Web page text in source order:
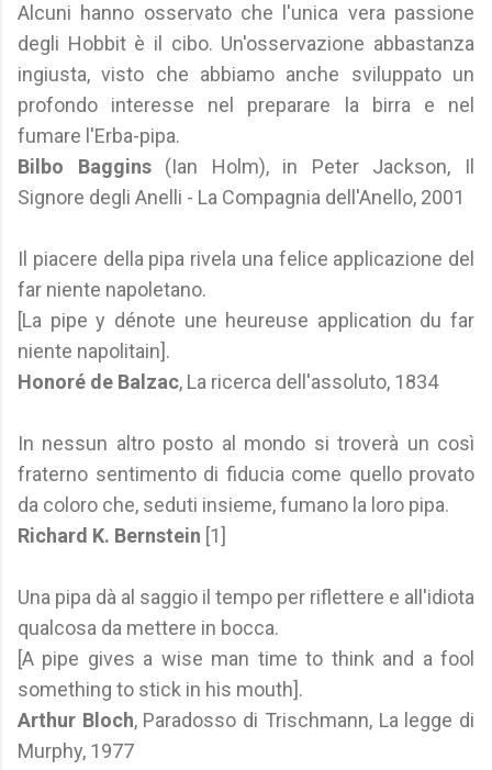
Alcuni hanno osservato che l'unica vera passione
degli Hobbit è il cibo. Un'osservazione abbastanza
ingiusta, visto che abbiamo anche sviluppato un
profondo interesse nel preparare la birra e nel
fumare l'Erba-pipa.
Bilbo Baggins(Ian Holm), in Peter Jackson, Il
Signore degli Anelli - La Compagnia dell'Anello, 2001
Il piacere della pipa rivela una felice applicazione del
far niente napoletano.
[La pipe y dénote une heureuse application du far
niente napolitain].
Honoré de Balzac, La ricerca dell'assoluto, 1834
In nessun altro posto al mondo si troverà un così
fraterno sentimento di fiducia come quello provato
da coloro che, seduti insieme, fumano la loro pipa.
Richard K. Bernstein [1]
Una pipa dà al saggio il tempo per riflettere e all'idiota
qualcosa da mettere in bocca.
[A pipe gives a wise man time to think and a fool
something to stick in his mouth].
Arthur Bloch, Paradosso di Trischmann, La legge di
Murphy, 1977